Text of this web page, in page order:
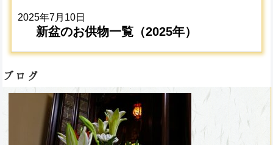
2025年7月10日
新盆のお供物一覧（2025年）
ブログ